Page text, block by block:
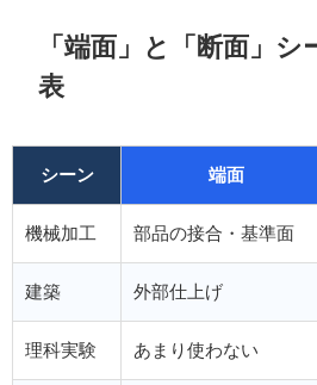
「端面」と「断面」シ
表
シーン 端面
機械加工 部品の接合・基準面
建築 外部仕上げ
理科実験 あまり使わない